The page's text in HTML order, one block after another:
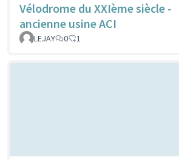
Vélodrome du XXIème siècle -
ancienne usine ACI
LEJAY
0 1